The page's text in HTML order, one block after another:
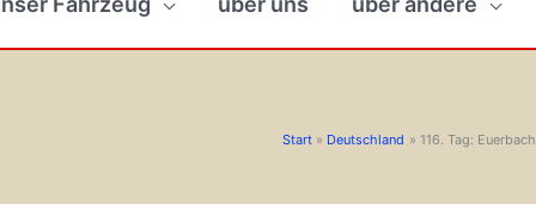
Start Deutschland 116. Tag: Euerbach